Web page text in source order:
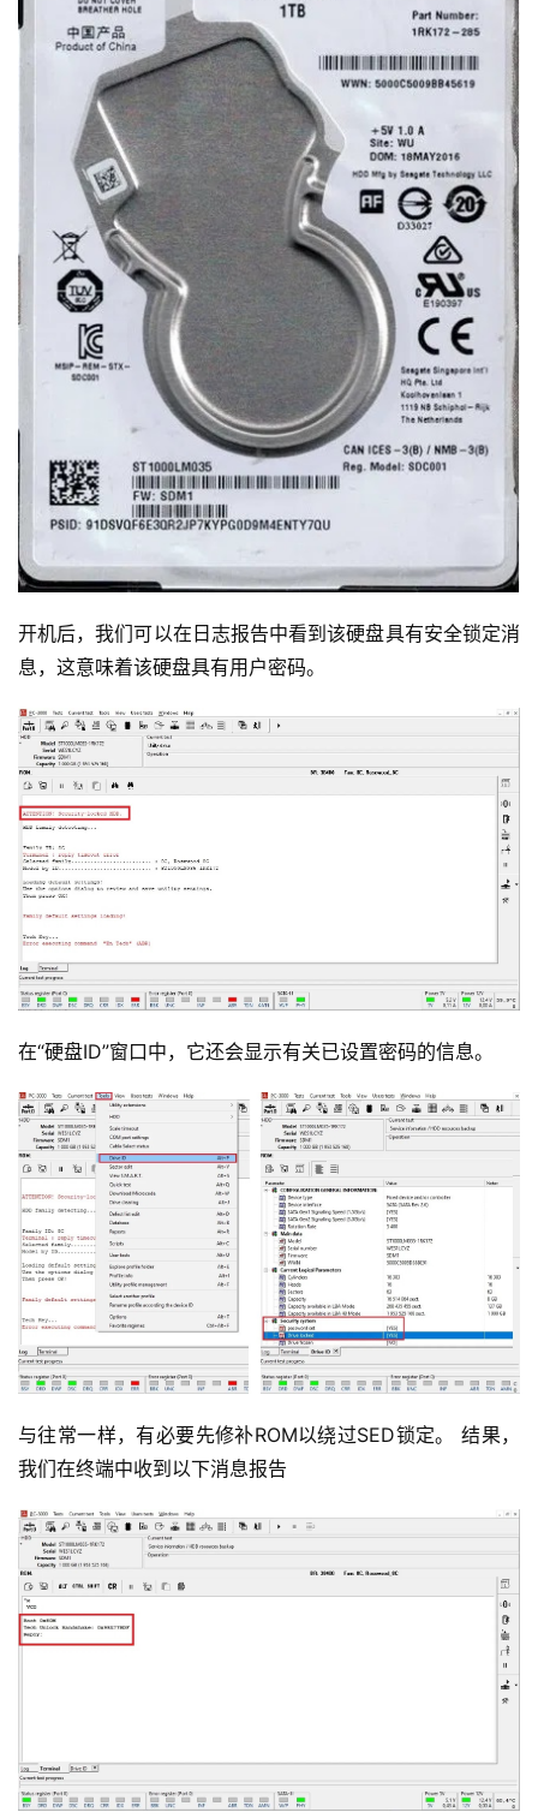
开机后，我们可以在日志报告中看到该硬盘具有安全锁定消
息，这意味着该硬盘具有用户密码。
在“硬盘ID”窗口中，它还会显示有关已设置密码的信息。
与往常一样，有必要先修补ROM以绕过SED锁定。 结果，
我们在终端中收到以下消息报告